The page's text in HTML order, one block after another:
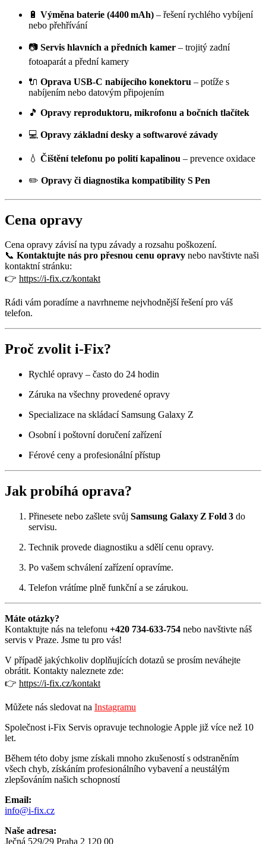
🔋 Výměna baterie (4400 mAh) – řešení rychlého vybíjení
nebo přehřívání
📷 Servis hlavních a předních kamer – trojitý zadní
fotoaparát a přední kamery
🔌 Oprava USB‑C nabíjecího konektoru – potíže s
nabíjením nebo datovým připojením
🎵 Opravy reproduktoru, mikrofonu a bočních tlačítek
💻 Opravy základní desky a softwarové závady
💧 Čištění telefonu po polití kapalinou – prevence oxidace
✏️ Opravy či diagnostika kompatibility S Pen
Cena opravy
Cena opravy závisí na typu závady a rozsahu poškození.
📞 Kontaktujte nás pro přesnou cenu opravy nebo navštivte naši
kontaktní stránku:
👉 https://i-fix.cz/kontakt
Rádi vám poradíme a navrhneme nejvhodnější řešení pro váš
telefon.
Proč zvolit i‑Fix?
Rychlé opravy – často do 24 hodin
Záruka na všechny provedené opravy
Specializace na skládací Samsung Galaxy Z
Osobní i poštovní doručení zařízení
Férové ceny a profesionální přístup
Jak probíhá oprava?
Přinesete nebo zašlete svůj Samsung Galaxy Z Fold 3 do
servisu.
Technik provede diagnostiku a sdělí cenu opravy.
Po vašem schválení zařízení opravíme.
Telefon vrátíme plně funkční a se zárukou.
Máte otázky?
Kontaktujte nás na telefonu +420 734‑633‑754 nebo navštivte náš
servis v Praze. Jsme tu pro vás!
V případě jakýchkoliv doplňujících dotazů se prosím neváhejte
obrátit. Kontakty naleznete zde:
👉 https://i-fix.cz/kontakt
Můžete nás sledovat na Instagramu
Společnost i-Fix Servis opravuje technologie Apple již více než 10
let.
Během této doby jsme získali mnoho zkušeností s odstraněním
všech chyb, získáním profesionálního vybavení a neustálým
zlepšováním našich schopností
Email:
info@i-fix.cz
Naše adresa:
Ječná 529/29 Praha 2 120 00